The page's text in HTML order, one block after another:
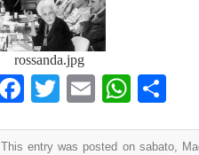
rossanda.jpg
Facebook
TwitterEmail
This entry was posted on sabato,